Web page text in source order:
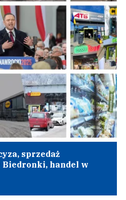
sprzedaż
handel w